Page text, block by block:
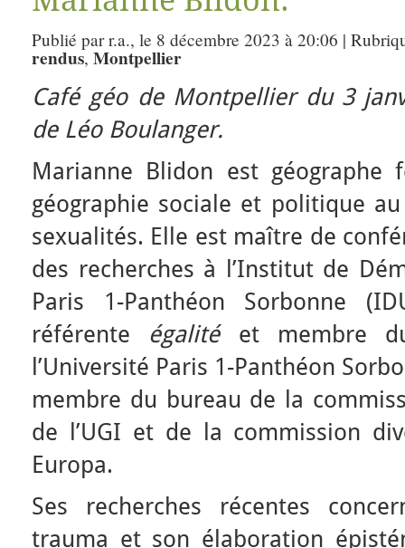
Publié par r.a., le 8 décembre 2023 à 20:06 |
rendus, Montpellier
Café géo de Montpellier du 3
de Léo Boulanger.
Marianne Blidon est géographe
géographie sociale et politique
sexualités. Elle est maître de
des recherches à l’Institut de
Paris 1-Panthéon Sorbonne
référente égalitéet membre
l’Université Paris 1-Panthéon
membre du bureau de la
de l’UGI et de la commission
Europa.
Ses recherches récentes
trauma et son élaboration